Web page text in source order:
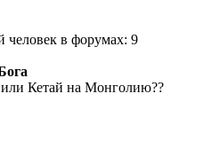
или Кетай на Монголию??